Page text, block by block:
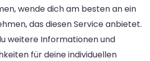
wende dich am besten an ein
das diesen Service anbietet.
weitere Informationen und
für deine individuellen